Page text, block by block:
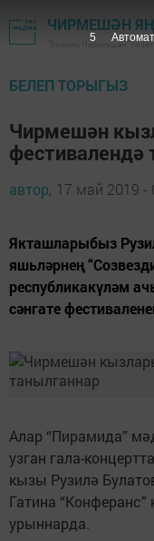
ЧИРМЕШӘН
"Безнең Чирмешән"
БЕЛЕП ТОРЫГЫЗ
Чирмешән
фестивалендә
автор, 17 май 2019 -
Якташларыбыз
яшьләрнең
республикакүләм
сәнгате
Алар “Пирамида”
узган гала-
кызы Рузилә
Гатина
урыннарда.
4